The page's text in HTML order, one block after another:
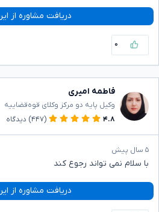
دریافت مشاوره از
۰
فاطمه امیری
وکیل پایه دو مرکز وکلای قوه‌قضاییه
۴.۸
(۴۴۷) دیدگاه
۵ سال پیش
با سلام نمی تواند رجوع کند
دریافت مشاوره از